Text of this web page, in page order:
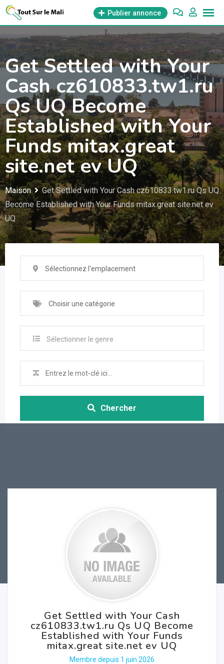
Aller
Publier annonce
Get Settled with Your
Cash cz610833.tw1.ru
Qs UQ Become
Established with Your
Funds mitax.great
site.net ev UQ
Maison
Get Settled with Your Cash cz610833.tw1.ru Qs UQ
Become Established with Your Funds mitax.great site.net ev
UQ
Sélectionnez l'emplacement
Choisir une catégorie
Sélectionner le genre
Chercher
Get Settled with Your Cash
cz610833.tw1.ru Qs UQ Become
Established with Your Funds
mitax.great site.net ev UQ
Membre depuis 1 juin 2026